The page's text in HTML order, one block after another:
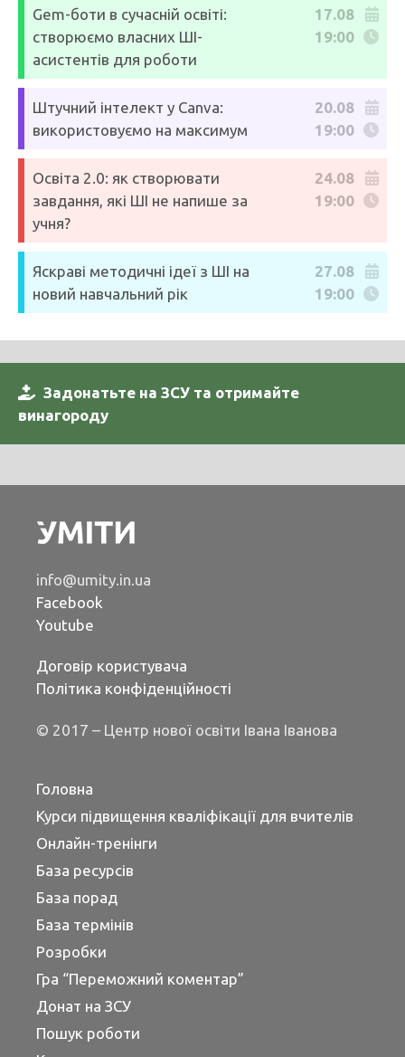
Gem-боти в сучасній освіті:
створюємо власних ШІ-
асистентів для роботи
17.08
19:00
Штучний інтелект у Canva:
використовуємо на максимум
20.08
19:00
Освіта 2.0: як створювати
завдання, які ШІ не напише за
учня?
24.08
19:00
Яскраві методичні ідеї з ШІ на
новий навчальний рік
27.08
19:00
Задонатьте на ЗСУ та отримайте
винагороду
info@umity.in.ua
Facebook
Youtube
Договір користувача
Політика конфіденційності
© 2017 – Центр нової освіти Івана Іванова
Головна
Курси підвищення кваліфікації для вчителів
Онлайн-тренінги
База ресурсів
База порад
База термінів
Розробки
Гра “Переможний коментар”
Донат на ЗСУ
Пошук роботи